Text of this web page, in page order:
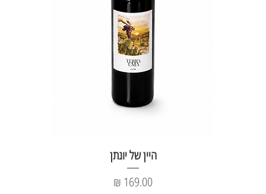
היין של יונתן
מחיר